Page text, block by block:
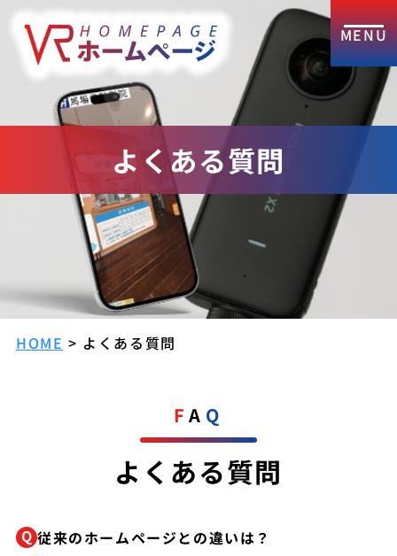
よくある質問
HOME > よくある質問
FA Q
よくある質問
従来のホームページとの違いは？